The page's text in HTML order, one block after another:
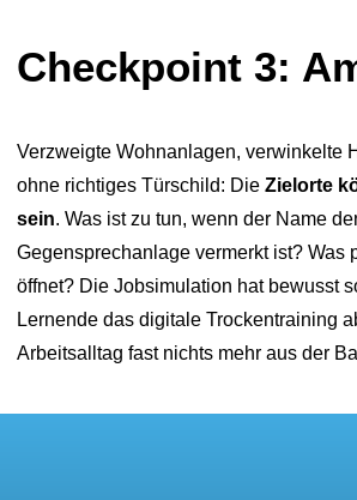
Checkpoint 3:
Verzweigte Wohnanlagen, verwinkelte
ohne richtiges Türschild: Die Zielorte
sein. Was ist zu tun, wenn der Name
Gegensprechanlage vermerkt ist? Was
öffnet? Die Jobsimulation hat bewusst
Lernende das digitale Trockentraining
Arbeitsalltag fast nichts mehr aus der